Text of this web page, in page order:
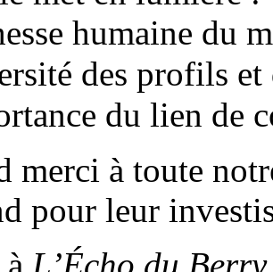
humaine du
des profils et
du lien de
merci à toute
pour leur